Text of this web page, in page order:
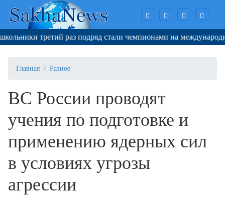
третий раз подряд стали чемпионами на
Главная Разное
ВС России проводят
учения по подготовке и
применению ядерных сил
в условиях угрозы
агрессии